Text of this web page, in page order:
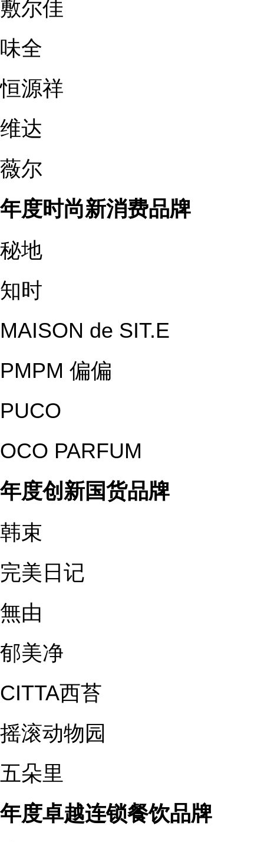
敷尔佳
味全
恒源祥
维达
薇尔
年度时尚新消费品牌
秘地
知时
MAISON de SIT.E
PMPM 偏偏
PUCO
OCO PARFUM
年度创新国货品牌
韩束
完美日记
無由
郁美净
CITTA西苔
摇滚动物园
五朵里
年度卓越连锁餐饮品牌